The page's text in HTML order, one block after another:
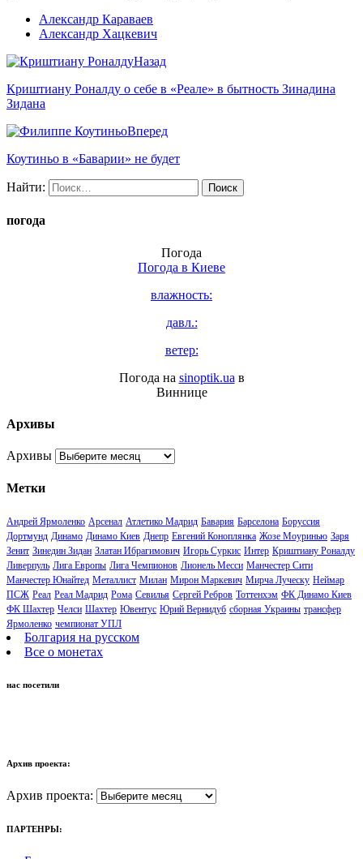
Александр Караваев
Александр Хацкевич
Назад
Криштиану Роналду о себе в «Реале» в бытность Зинадина
Зидана
Вперед
Коутиньо в «Баварии» не будет
Найти:
погода
Погода
Погода в Киеве
влажность:
давл.:
ветер:
Погода на sinoptik.ua в
Виннице
Архивы
Архивы
Метки
Андрей Ярмоленко Арсенал Атлетико Мадрид Бавария Барселона Боруссия
Дортмунд Динамо Динамо Киев Днепр Евгений Коноплянка Жозе Моуринью Заря
Зенит Зинедин Зидан Златан Ибрагимович Игорь Суркис Интер Криштиану Роналду
Ливерпуль Лига Европы Лига Чемпионов Лионель Месси Манчестер Сити
Манчестер Юнайтед Металлист Милан Мирон Маркевич Мирча Луческу Неймар
ПСЖ Реал Реал Мадрид Рома Севилья Сергей Ребров Тоттенхэм ФК Динамо Киев
ФК Шахтер Челси Шахтер Ювентус Юрий Вернидуб сборная Украины трансфер
Ярмоленко чемпионат УПЛ
Болгария на русском
Все о монетах
нас посетили
Архив проекта:
Архив проекта:
ПАРТЕНРЫ: